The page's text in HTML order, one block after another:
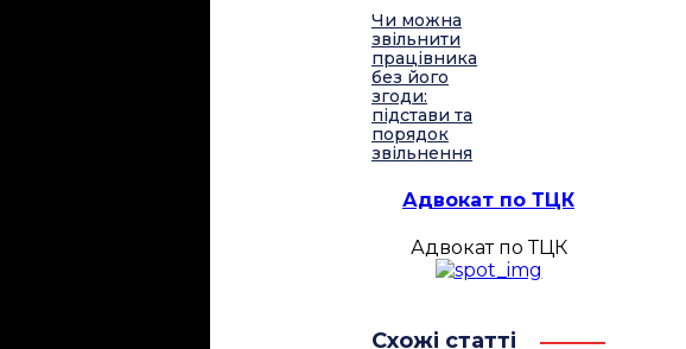
Чи можна
звільнити
працівника
без його
згоди:
підстави та
порядок
звільнення
Адвокат по ТЦК
Адвокат по ТЦК
Схожі статті